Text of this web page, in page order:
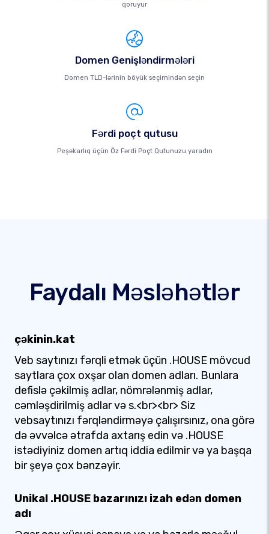
qoruyur
Domen Genişləndirmələri
Domen TLD-lərinin böyük seçimindən seçin
Fərdi poçt qutusu
Peşəkarlıq üçün Öz Fərdi Poçt Qutunuzu yaradın
Faydalı Məsləhətlər
çəkinin.kat
Veb saytınızı fərqli etmək üçün .HOUSE mövcud
saytlara çox oxşar olan domen adları. Bunlara
defislə çəkilmiş adlar, nömrələnmiş adlar,
cəmləşdirilmiş adlar və s.<br><br> Siz
vebsaytınızı fərqləndirməyə çalışırsınız, ona görə
də əvvəlcə ətrafda axtarış edin və .HOUSE
istədiyiniz domen artıq iddia edilmir və ya başqa
bir şeyə çox bənzəyir.
Unikal .HOUSE bazarınızı izah edən domen
adı